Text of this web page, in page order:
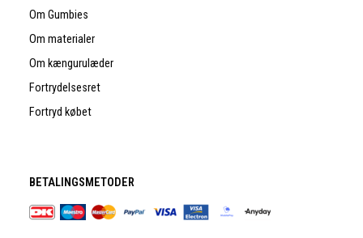
Om Gumbies
Om materialer
Om kængurulæder
Fortrydelsesret
Fortryd købet
BETALINGSMETODER